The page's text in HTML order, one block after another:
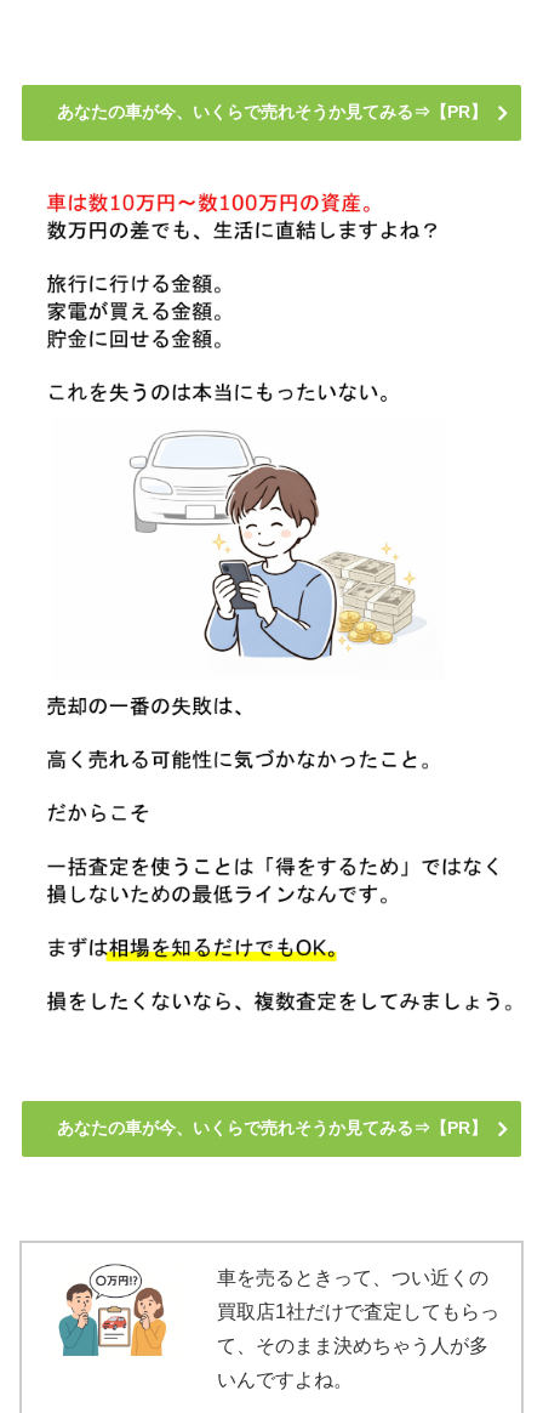
あなたの車が今、いくらで売れそうか見てみる⇒【PR】
あなたの車が今、いくらで売れそうか見てみる⇒【PR】
車を売るときって、つい近くの
買取店1社だけで査定してもらっ
て、そのまま決めちゃう人が多
いんですよね。